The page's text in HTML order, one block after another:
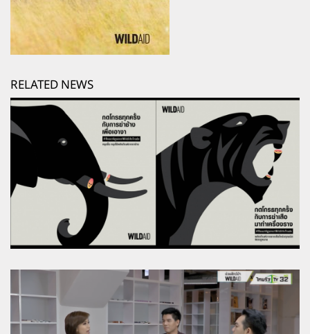
RELATED NEWS
ไวล์ดเอด ชวนทุกคนหยุดยั้งการค้าสัตว์ป่าผิด
กฎหมาย ออนไลน์-ปฏิเสธการบริโภคเมนูฉลาม
ไวล์ดเอด-ไทยรัฐทีวี เปิดตัว ‘ทอล์กนี้เพื่อ